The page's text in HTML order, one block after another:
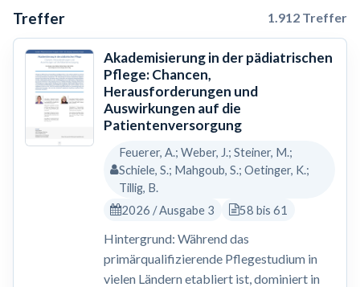
Treffer 1.912 Treffer
Akademisierung in der pädiatrischen
Pflege: Chancen,
Herausforderungen und
Auswirkungen auf die
Patientenversorgung
Feuerer, A.; Weber, J.; Steiner, M.;
Schiele, S.; Mahgoub, S.; Oetinger, K.;
Tillig, B.
2026 / Ausgabe 3
58 bis 61
Hintergrund: Während das
primärqualifizierende Pflegestudium in
vielen Ländern etabliert ist, dominiert in